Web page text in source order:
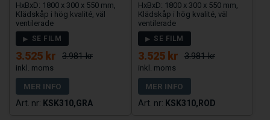
HxBxD: 1800 x 300 x 550 mm,
Klädskåp i hög kvalité, väl
ventilerade
SE FILM
3.525 kr 3.981 kr
MER INFO
KSK310,GRA
HxBxD: 1800 x 300 x 550 mm,
Klädskåp i hög kvalité, väl
ventilerade
SE FILM
3.525 kr 3.981 kr
MER INFO
KSK310,ROD